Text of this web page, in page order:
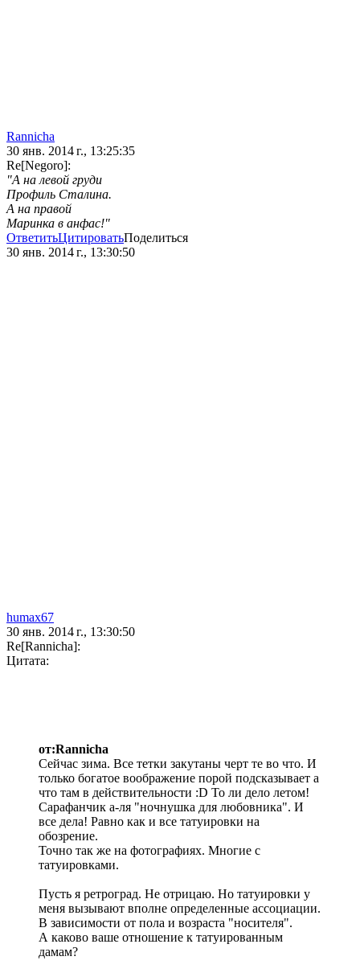
Rannicha
30 янв. 2014 г., 13:25:35
Re[Negoro]:
"А на левой груди
Профиль Сталина.
А на правой
Маринка в анфас!"
ОтветитьЦитироватьПоделиться
30 янв. 2014 г., 13:30:50
humax67
30 янв. 2014 г., 13:30:50
Re[Rannicha]:
Цитата:
от:Rannicha
Сейчас зима. Все тетки закутаны черт те во что. И
только богатое воображение порой подсказывает а
что там в действительности :D То ли дело летом!
Сарафанчик а-ля "ночнушка для любовника". И
все дела! Равно как и все татуировки на
обозрение.
Точно так же на фотографиях. Многие с
татуировками.
Пусть я ретроград. Не отрицаю. Но татуировки у
меня вызывают вполне определенные ассоциации.
В зависимости от пола и возраста "носителя".
А каково ваше отношение к татуированным
дамам?